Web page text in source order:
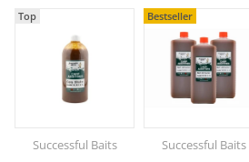
Top
Successful Baits
Bestseller
Successful Baits